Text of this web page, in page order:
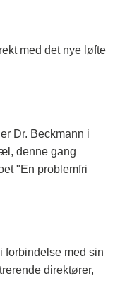
med det nye løfte
Dr. Beckmann i
denne gang
"En problemfri
forbindelse med sin
direktører,